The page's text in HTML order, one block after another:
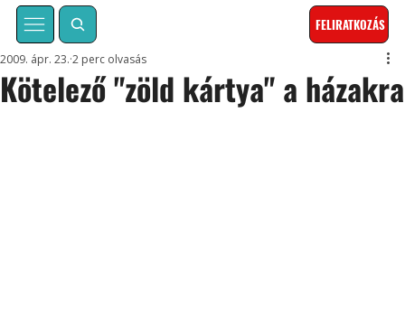
FELIRATKOZÁS
Kötelező "zöld kártya" a házakra
2009. ápr. 23. 2 perc olvasás